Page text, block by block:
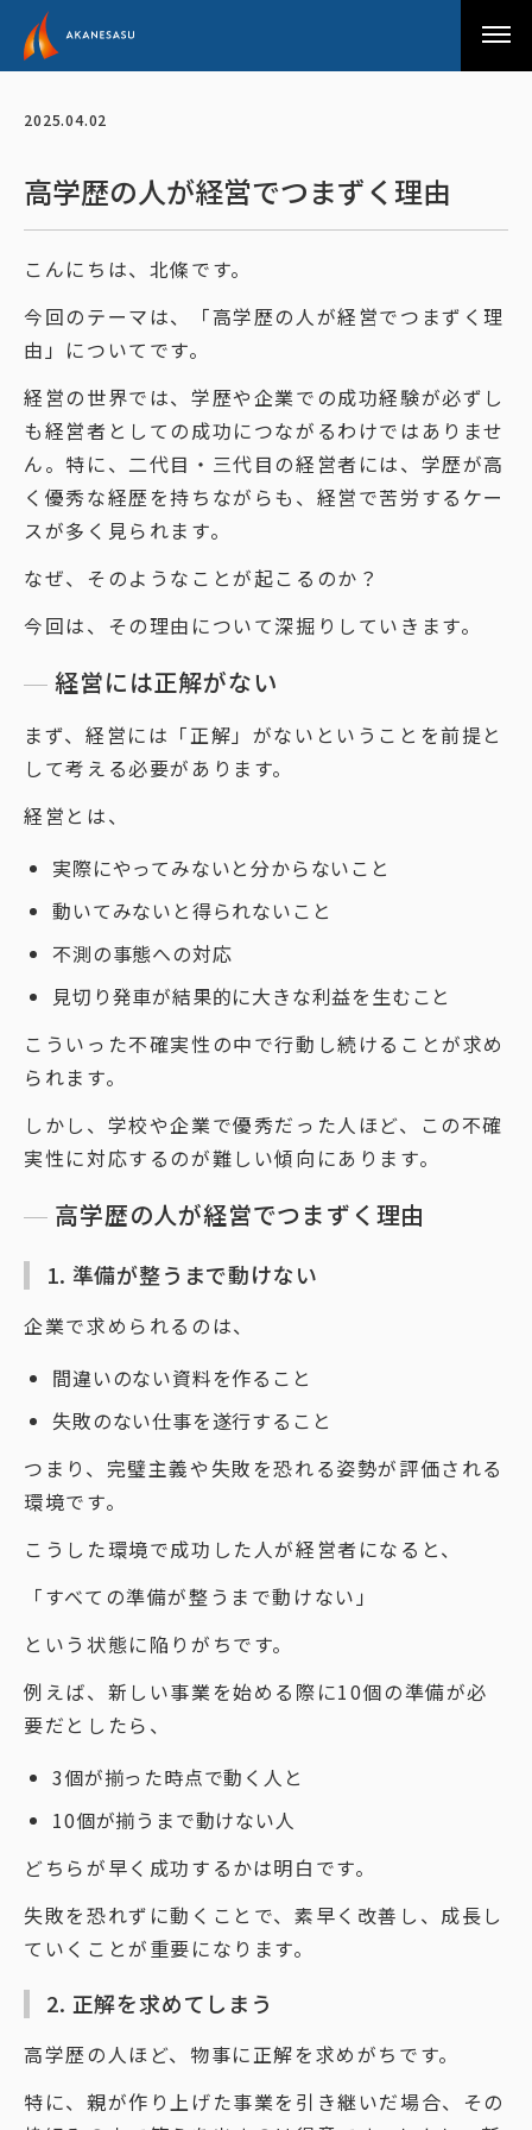
アカネサス
2025.04.02
高学歴の人が経営でつまずく理由
こんにちは、北條です。
今回のテーマは、「高学歴の人が経営でつまずく理
由」についてです。
経営の世界では、学歴や企業での成功経験が必ずし
も経営者としての成功につながるわけではありませ
ん。特に、二代目・三代目の経営者には、学歴が高
く優秀な経歴を持ちながらも、経営で苦労するケー
スが多く見られます。
なぜ、そのようなことが起こるのか？
今回は、その理由について深掘りしていきます。
経営には正解がない
まず、経営には「正解」がないということを前提と
して考える必要があります。
経営とは、
実際にやってみないと分からないこと
動いてみないと得られないこと
不測の事態への対応
見切り発車が結果的に大きな利益を生むこと
こういった不確実性の中で行動し続けることが求め
られます。
しかし、学校や企業で優秀だった人ほど、この不確
実性に対応するのが難しい傾向にあります。
高学歴の人が経営でつまずく理由
1. 準備が整うまで動けない
企業で求められるのは、
間違いのない資料を作ること
失敗のない仕事を遂行すること
つまり、完璧主義や失敗を恐れる姿勢が評価される
環境です。
こうした環境で成功した人が経営者になると、
「すべての準備が整うまで動けない」
という状態に陥りがちです。
例えば、新しい事業を始める際に10個の準備が必
要だとしたら、
3個が揃った時点で動く人と
10個が揃うまで動けない人
どちらが早く成功するかは明白です。
失敗を恐れずに動くことで、素早く改善し、成長し
ていくことが重要になります。
2. 正解を求めてしまう
高学歴の人ほど、物事に正解を求めがちです。
特に、親が作り上げた事業を引き継いだ場合、その